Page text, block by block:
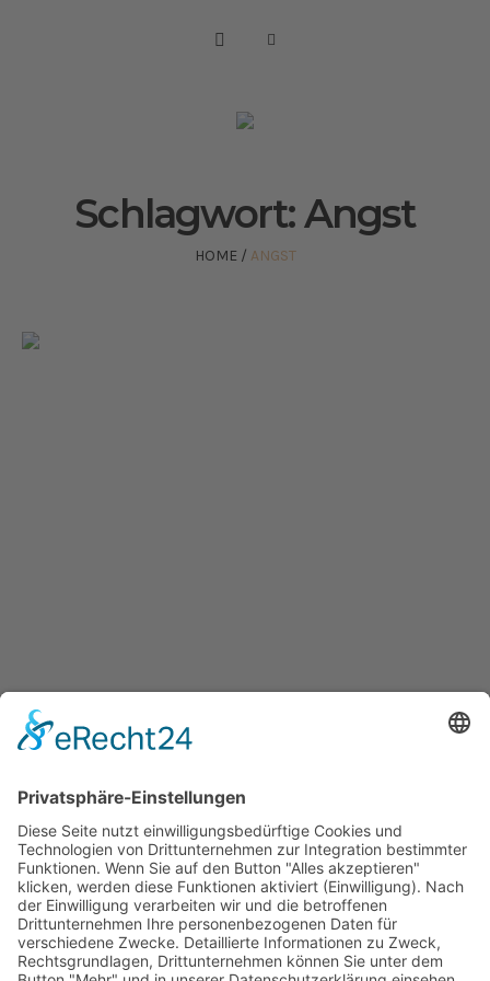
Schlagwort:Angst
HOME / ANGST
BEITRAG
Macht Mobbing unsere Kinder
krank?
5. APRIL 2024 ALLGEMEINES,EXPERTEN,FAMILIE, KREIS OLPE
VONSTEPHANIE HILBIG